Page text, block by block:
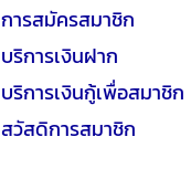
การสมัครสมาชิก
บริการเงินฝาก
บริการเงินกู้เพื่อสมาชิก
สวัสดิการสมาชิก